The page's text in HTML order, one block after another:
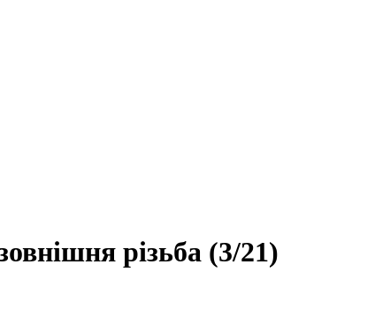
різьба (3/21)